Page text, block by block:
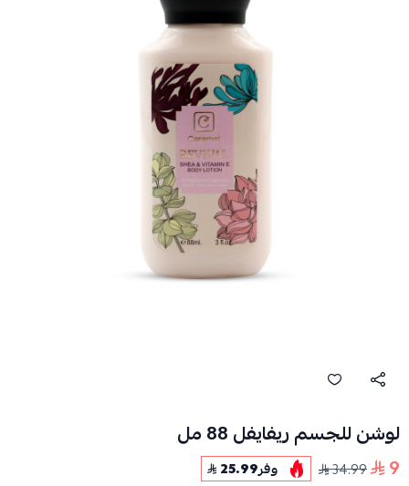
لوشن للجسم ريفايفل 88 مل
9
34.99 وفر25.99